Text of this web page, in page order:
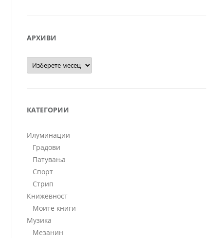
АРХИВИ
Архиви
КАТЕГОРИИ
Илуминации
Градови
Патувања
Спорт
Стрип
Книжевност
Моите книги
Музика
Мезанин